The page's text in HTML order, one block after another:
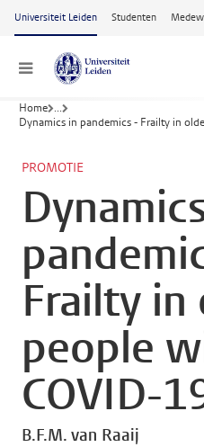
Ga naar hoofdinhoud
Universiteit Leiden Studenten
Menu
Home ...
Dynamics in pandemics - Frailty in
PROMOTIE
Frailty in
people
COVID-
B.F.M. van Raaij